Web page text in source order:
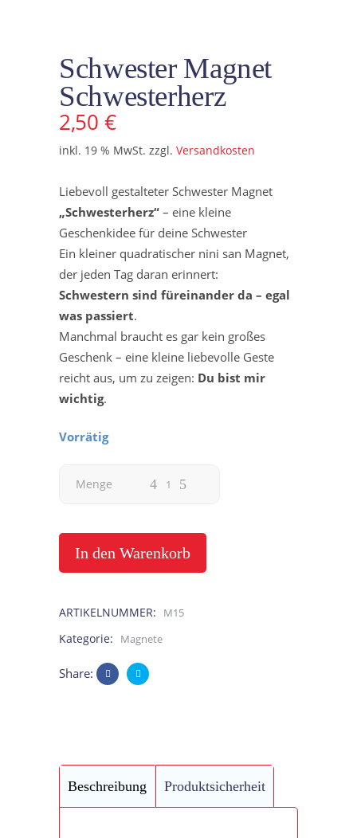
Schwester Magnet
Schwesterherz
2,50 €
inkl. 19 % MwSt. zzgl. Versandkosten
Liebevoll gestalteter Schwester Magnet
„Schwesterherz“ – eine kleine
Geschenkidee für deine Schwester
Ein kleiner quadratischer nini san Magnet,
der jeden Tag daran erinnert:
Schwestern sind füreinander da – egal
was passiert.
Manchmal braucht es gar kein großes
Geschenk – eine kleine liebevolle Geste
reicht aus, um zu zeigen: Du bist mir
wichtig.
Vorrätig
Schwester
Schwesterherz
Menge
In den Warenkorb
ARTIKELNUMMER: M15
Kategorie: Magnete
Share:
Beschreibung Produktsicherheit